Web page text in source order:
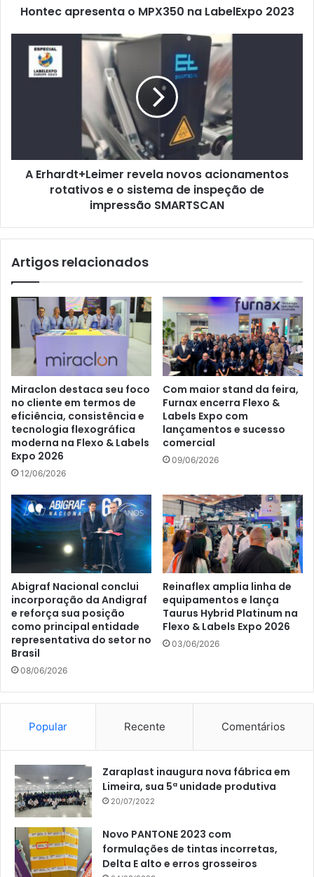
Hontec apresenta o MPX350 na LabelExpo 2023
Erhardt+Leimer
revela
sistema
SMARTSCAN
A Erhardt+Leimer revela novos acionamentos
rotativos e o sistema de inspeção de
impressão SMARTSCAN
Artigos relacionados
Miraclon destaca seu foco
no cliente em termos de
eficiência, consistência e
tecnologia flexográfica
moderna na Flexo & Labels
Expo 2026
12/06/2026
Com maior stand da feira,
Furnax encerra Flexo &
Labels Expo com
lançamentos e sucesso
comercial
09/06/2026
Abigraf Nacional conclui
incorporação da Andigraf
e reforça sua posição
como principal entidade
representativa do setor no
Brasil
08/06/2026
Reinaflex amplia linha de
equipamentos e lança
Taurus Hybrid Platinum na
Flexo & Labels Expo 2026
03/06/2026
Popular Recente Comentários
Zaraplast inaugura nova fábrica em
Limeira, sua 5ª unidade produtiva
20/07/2022
Novo PANTONE 2023 com
formulações de tintas incorretas,
Delta E alto e erros grosseiros